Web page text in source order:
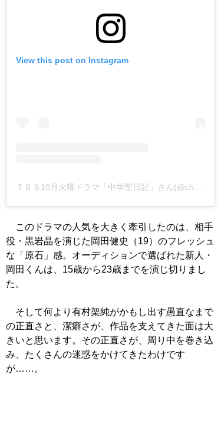
View this post on Instagram
ＴＢＳ10月火曜ドラマ「中学聖日記」さん(@chugakuseinikki_tbs)がシェアした投稿
このドラマの人気を大きく牽引したのは、相手
役・黒岩晶を演じた岡田健史（19）のフレッシュ
な「原石」感。オーディションで選ばれた新人・
岡田くんは、15歳から23歳までを演じ切りまし
た。
そして何より有村架純がかもし出す愚直なまで
の正直さと、潔癖さが、作品を支えてきた面は大
きいと思います。その正直さが、周り中を巻き込
み、たくさんの迷惑をかけてきたわけです
が……。